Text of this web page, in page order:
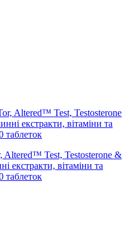
Altered™ Test, Testosterone &
екстракти, вітаміни та
таблеток